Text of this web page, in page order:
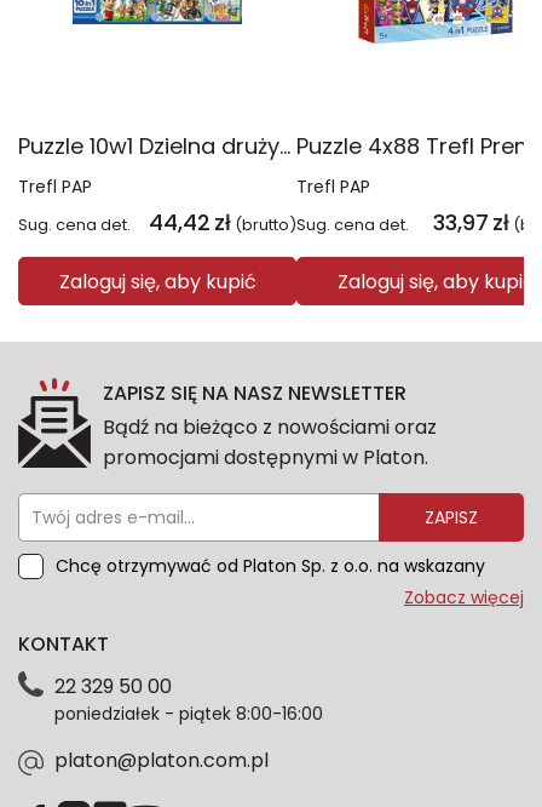
Puzzle 10w1 Dzielna drużyna Psiego Patrolu 96012
Trefl PAP
Sug. cena det. 44,42 zł (brutto)
Zaloguj się, aby kupić
Trefl PAP
Sug. cena det. 33,97 zł
Zaloguj się, aby kupić
ZAPISZ SIĘ NA NASZ NEWSLETTER
Bądź na bieżąco z nowościami oraz
promocjami dostępnymi w Platon.
ZAPISZ
Chcę otrzymywać od Platon Sp. z o.o. na wskazany
przeze mnie adres e-mail informacje marketingowe
dotyczące danych osobowych znajdziesz w naszej
każdym czasie. Wycofanie zgody nie wpłynie na
zgodność z prawem przetwarzania dokonanego przed
Zobacz więcej
KONTAKT
22 329 50 00
poniedziałek - piątek 8:00-16:00
platon@platon.com.pl